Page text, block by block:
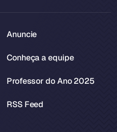
Anuncie
Conheça a equipe
Professor do Ano 2025
RSS Feed